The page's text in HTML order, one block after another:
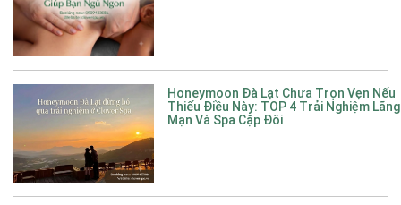
Honeymoon Đà Lạt Chưa Trọn Vẹn Nếu
Thiếu Điều Này: TOP 4 Trải Nghiệm Lãng
Mạn Và Spa Cặp Đôi